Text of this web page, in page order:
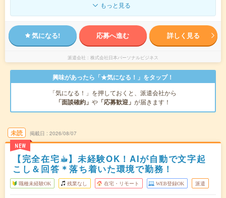
もっと見る
気になる! 応募へ進む 詳しく見る
派遣会社 株式会社日本パーソナルビジネス
興味があったら「★気になる！」をタップ！
「気になる！」を押しておくと、派遣会社から
「面談確約」 や 「応募歓迎」 が届きます！
未読
NEW
掲載日 2026/08/07
【完全在宅☕︎】未経験OK！AIが自動で文字起
こし＆回答＊落ち着いた環境で勤務！
職種未経験OK 残業なし 在宅・リモート WEB登録OK 派遣